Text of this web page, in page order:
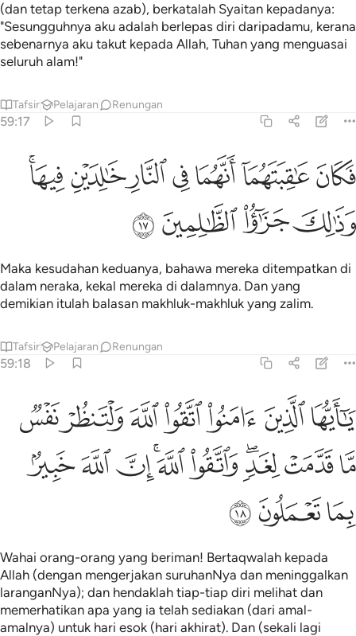
(dan tetap terkena azab), berkatalah Syaitan kepadanya:
"Sesungguhnya aku adalah berlepas diri daripadamu, kerana
sebenarnya aku takut kepada Allah, Tuhan yang menguasai
seluruh alam!"
Tafsir Pelajaran Renungan
59:17
فكان عاقبتهما انهما في النار خالدين فيها وذالك جزاء الظالمين ١٧
فَكَانَ عَـٰقِبَتَهُمَآ أَنَّهُمَا فِى ٱلنَّارِ خَـٰلِدَيْنِ فِيهَا ۚ وَذَٰلِكَ
ﱁﱂﱃﱄﱅﱆﱇﱈ
ﱉﱊﱋﱌ
Maka kesudahan keduanya, bahawa mereka ditempatkan di
dalam neraka, kekal mereka di dalamnya. Dan yang
demikian itulah balasan makhluk-makhluk yang zalim.
Tafsir Pelajaran Renungan
59:18
يا ايها الذين امنوا اتقوا الله ولتنظر نفس ما قدمت لغد واتقوا الله ان
يَـٰٓأَيُّهَا ٱلَّذِينَ ءَامَنُوا۟ ٱتَّقُوا۟ ٱللَّهَ وَلْتَنظُرْ نَفْسٌۭ مَّا قَدَّمَتْ لِغَدٍۢ
ﱍﱎﱏﱐﱑﱒﱓ
ﱔﱕﱖﱗﱘﱙﱚﱛﱜﱝ
ﱞﱟﱠ
Wahai orang-orang yang beriman! Bertaqwalah kepada
Allah (dengan mengerjakan suruhanNya dan meninggalkan
laranganNya); dan hendaklah tiap-tiap diri melihat dan
memerhatikan apa yang ia telah sediakan (dari amal-
amalnya) untuk hari esok (hari akhirat). Dan (sekali lagi